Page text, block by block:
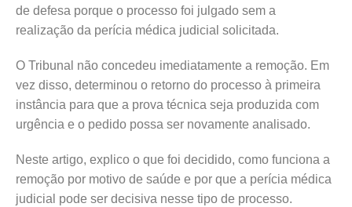
de defesa porque o processo foi julgado sem a
realização da perícia médica judicial solicitada.
O Tribunal não concedeu imediatamente a remoção. Em
vez disso, determinou o retorno do processo à primeira
instância para que a prova técnica seja produzida com
urgência e o pedido possa ser novamente analisado.
Neste artigo, explico o que foi decidido, como funciona a
remoção por motivo de saúde e por que a perícia médica
judicial pode ser decisiva nesse tipo de processo.